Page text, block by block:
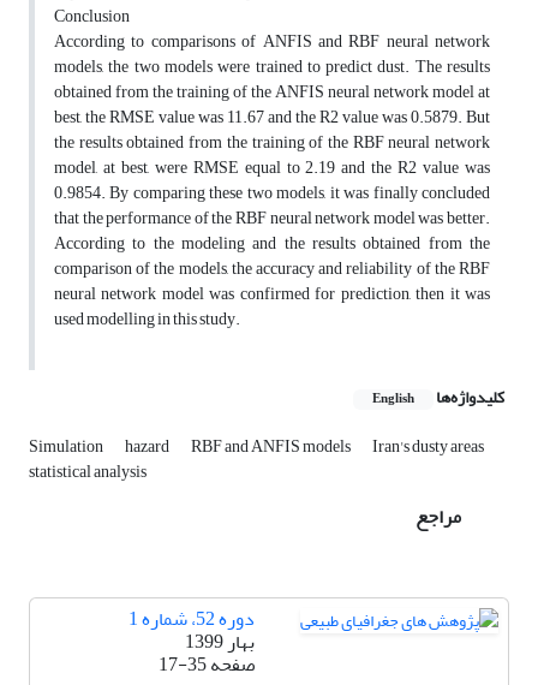
Conclusion
According to comparisons of ANFIS and RBF neural network
models, the two models were trained to predict dust. The results
obtained from the training of the ANFIS neural network model at
best, the RMSE value was 11.67 and the R2 value was 0.5879. But
the results obtained from the training of the RBF neural network
model, at best, were RMSE equal to 2.19 and the R2 value was
0.9854. By comparing these two models, it was finally concluded
that the performance of the RBF neural network model was better.
According to the modeling and the results obtained from the
comparison of the models, the accuracy and reliability of the RBF
neural network model was confirmed for prediction, then it was
used modelling in this study.
کلیدواژه‌ها English
Simulation hazard RBF and ANFIS models Iran's dusty areas
statistical analysis
مراجع
دوره 52، شماره 1
بهار 1399
صفحه17-35